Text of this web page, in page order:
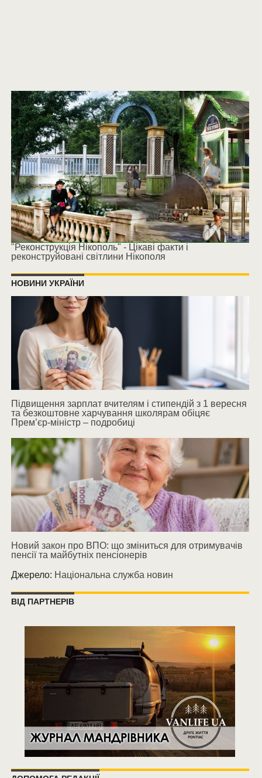
"Реконструкція Нікополь" - Цікаві факти і
реконструйовані світлини Нікополя
НОВИНИ УКРАЇНИ
Підвищення зарплат вчителям і стипендій з 1 вересня
та безкоштовне харчування школярам обіцяє
Прем’єр-міністр – подробиці
Новий закон про ВПО: що зміниться для отримувачів
пенсії та майбутніх пенсіонерів
Джерело: Національна служба новин
ВІД ПАРТНЕРІВ